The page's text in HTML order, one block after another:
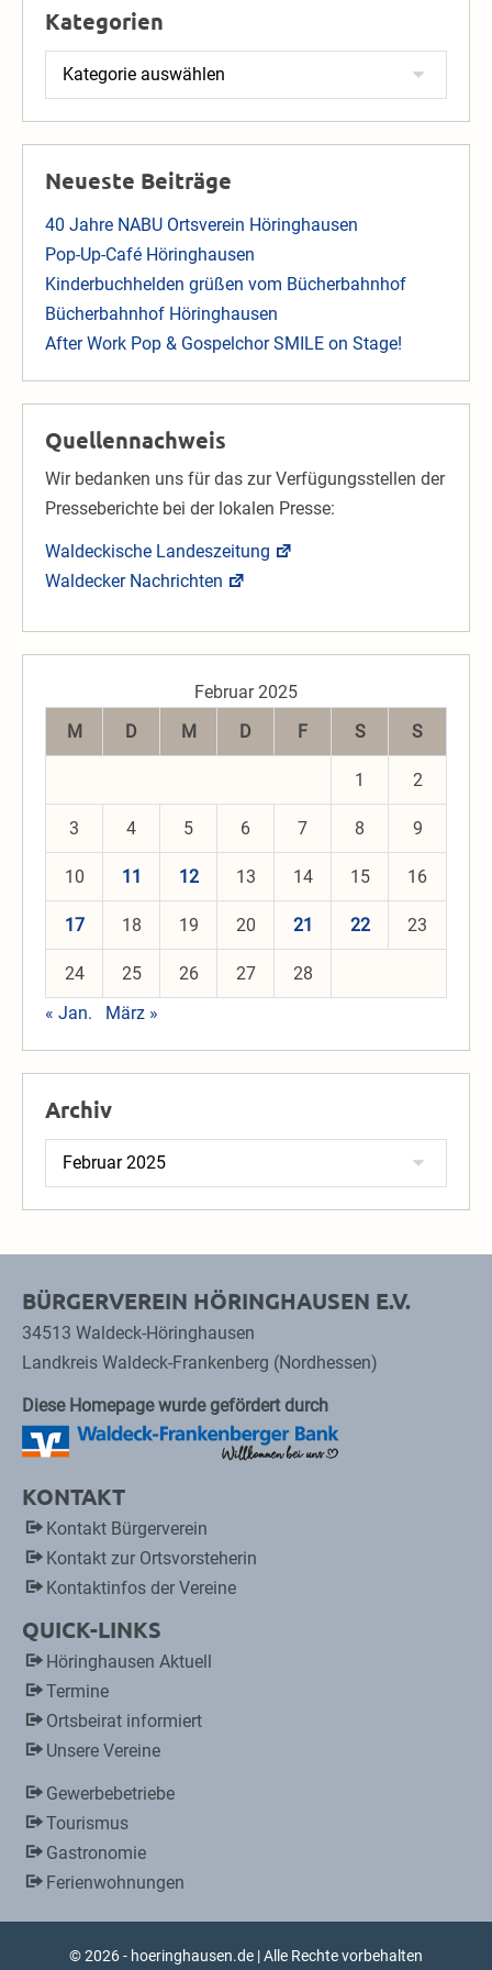
Kategorien
Kategorien
Neueste Beiträge
40 Jahre NABU Ortsverein Höringhausen
Pop-Up-Café Höringhausen
Kinderbuchhelden grüßen vom Bücherbahnhof
Bücherbahnhof Höringhausen
After Work Pop & Gospelchor SMILE on Stage!
Quellennachweis
Wir bedanken uns für das zur Verfügungsstellen der
Presseberichte bei der lokalen Presse:
Waldeckische Landeszeitung
Waldecker Nachrichten
Februar 2025
M
D M D F S S
1 2
3 4 5 6 7 8 9
10 11 12 13 14 15 16
17 18 19 20 21 22 23
24 25 26 27
28
« Jan.
März »
Archiv
Archiv
BÜRGERVEREIN HÖRINGHAUSEN E.V.
34513 Waldeck-Höringhausen
Landkreis Waldeck-Frankenberg (Nordhessen)
Diese Homepage wurde gefördert durch
KONTAKT
Kontakt Bürgerverein
Kontakt zur Ortsvorsteherin
Kontaktinfos der Vereine
QUICK-LINKS
Höringhausen Aktuell
Termine
Ortsbeirat informiert
Unsere Vereine
Gewerbebetriebe
Tourismus
Gastronomie
Ferienwohnungen
© 2026 - hoeringhausen.de | Alle Rechte vorbehalten